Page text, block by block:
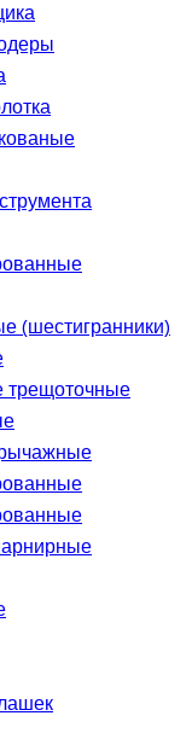
(шестигранники)
трещоточные